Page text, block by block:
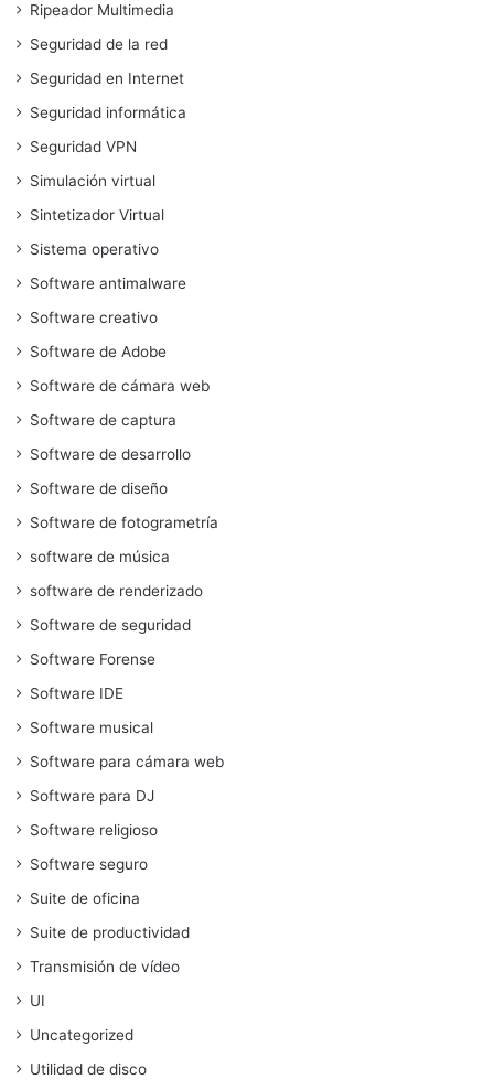
Ripeador Multimedia
Seguridad de la red
Seguridad en Internet
Seguridad informática
Seguridad VPN
Simulación virtual
Sintetizador Virtual
Sistema operativo
Software antimalware
Software creativo
Software de Adobe
Software de cámara web
Software de captura
Software de desarrollo
Software de diseño
Software de fotogrametría
software de música
software de renderizado
Software de seguridad
Software Forense
Software IDE
Software musical
Software para cámara web
Software para DJ
Software religioso
Software seguro
Suite de oficina
Suite de productividad
Transmisión de vídeo
UI
Uncategorized
Utilidad de disco